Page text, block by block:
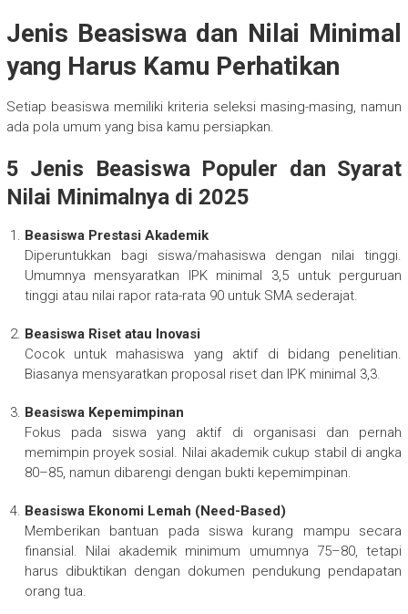
Jenis Beasiswa dan Nilai Minimal
yang Harus Kamu Perhatikan
Setiap beasiswa memiliki kriteria seleksi masing-masing, namun
ada pola umum yang bisa kamu persiapkan.
5 Jenis Beasiswa Populer dan Syarat
Nilai Minimalnya di 2025
Beasiswa Prestasi Akademik
Diperuntukkan bagi siswa/mahasiswa dengan nilai tinggi.
Umumnya mensyaratkan IPK minimal 3,5 untuk perguruan
tinggi atau nilai rapor rata-rata 90 untuk SMA sederajat.
Beasiswa Riset atau Inovasi
Cocok untuk mahasiswa yang aktif di bidang penelitian.
Biasanya mensyaratkan proposal riset dan IPK minimal 3,3.
Beasiswa Kepemimpinan
Fokus pada siswa yang aktif di organisasi dan pernah
memimpin proyek sosial. Nilai akademik cukup stabil di angka
80–85, namun dibarengi dengan bukti kepemimpinan.
Beasiswa Ekonomi Lemah (Need-Based)
Memberikan bantuan pada siswa kurang mampu secara
finansial. Nilai akademik minimum umumnya 75–80, tetapi
harus dibuktikan dengan dokumen pendukung pendapatan
orang tua.